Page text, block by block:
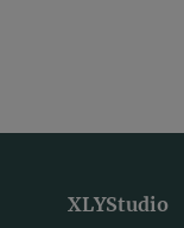
XLYStudio